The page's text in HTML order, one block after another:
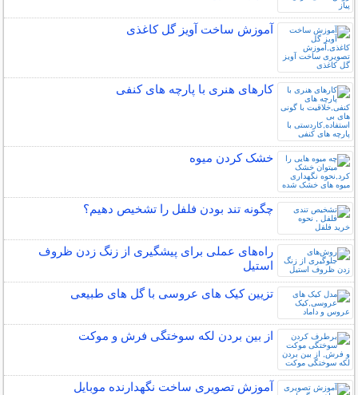
آموزش ساخت آویز گل کاغذی
کارهای هنری با پارچه های کنفی
خشک کردن میوه
چگونه تند بودن فلفل را تشخیص دهیم؟
راه‌های عملی برای پیشگیری از زنگ زدن ظروف
استیل
تزیین کیک های عروسی با گل های طبیعی
از بین بردن لکه سوختگی فرش و موکت
آموزش تصویری ساخت نگهدارنده موبایل